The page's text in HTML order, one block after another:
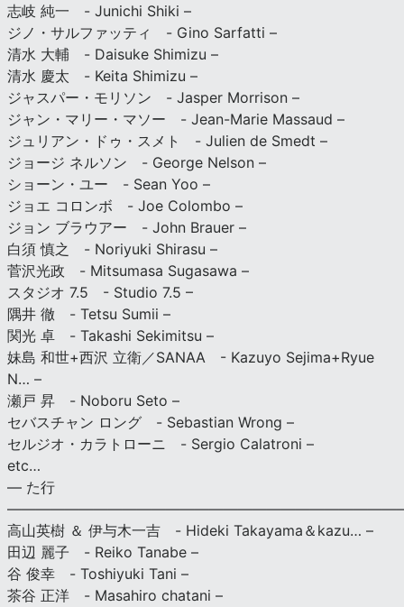
志岐 純一 - Junichi Shiki –
ジノ・サルファッティ - Gino Sarfatti –
清水 大輔 - Daisuke Shimizu –
清水 慶太 - Keita Shimizu –
ジャスパー・モリソン - Jasper Morrison –
ジャン・マリー・マソー - Jean-Marie Massaud –
ジュリアン・ドゥ・スメト - Julien de Smedt –
ジョージ ネルソン - George Nelson –
ショーン・ユー - Sean Yoo –
ジョエ コロンボ - Joe Colombo –
ジョン ブラウアー - John Brauer –
白須 慎之 - Noriyuki Shirasu –
菅沢光政 - Mitsumasa Sugasawa –
スタジオ 7.5 - Studio 7.5 –
隅井 徹 - Tetsu Sumii –
関光 卓 - Takashi Sekimitsu –
妹島 和世+西沢 立衛／SANAA - Kazuyo Sejima+Ryue
N… –
瀬戸 昇 - Noboru Seto –
セバスチャン ロング - Sebastian Wrong –
セルジオ・カラトローニ - Sergio Calatroni –
etc…
— た行
高山英樹 ＆ 伊与木一吉 - Hideki Takayama＆kazu… –
田辺 麗子 - Reiko Tanabe –
谷 俊幸 - Toshiyuki Tani –
茶谷 正洋 - Masahiro chatani –